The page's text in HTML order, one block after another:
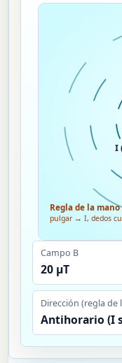
I
Regla de la
pulgar → I, dedos
Campo B
20 µT
Dirección (regla de
Antihorario (I